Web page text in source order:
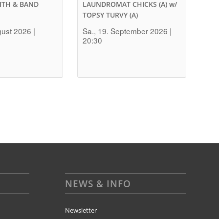
& BAND
2026 |
LAUNDROMAT CHICKS (A) w/
TOPSY TURVY (A)
Sa., 19. September 2026 |
20:30
NEWS & INFO
Newsletter